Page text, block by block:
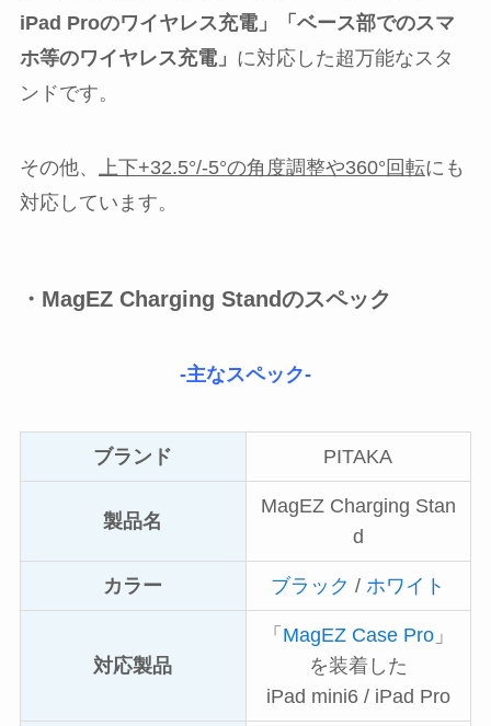
iPad Proのワイヤレス充電」「ベース部でのスマ
ホ等のワイヤレス充電」 に対応した超万能なスタ
ンドです。
その他、 上下+32.5°/-5°の角度調整や360°回転にも
対応しています。
・MagEZ Charging Standのスペック
-主なスペック-
ブランド PITAKA
製品名
MagEZ Charging Stan
d
カラー ブラック /ホワイト
対応製品
「 MagEZ Case Pro」
を装着した
iPad mini6 / iPad Pro